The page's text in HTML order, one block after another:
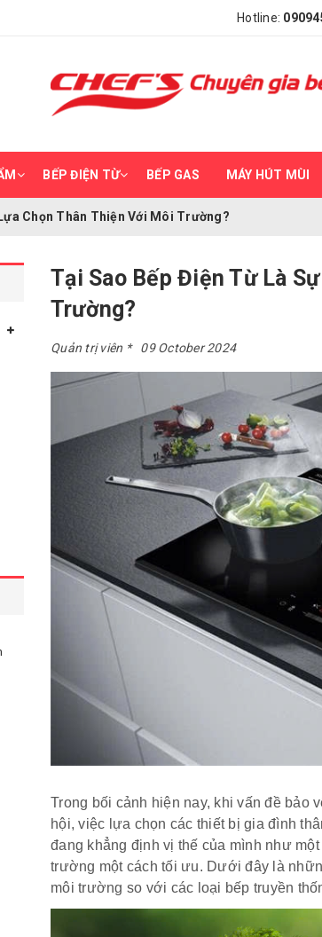
Hotline:
BẾP ĐIỆN TỪ BẾP GAS MÁY HÚT MÙI
Chọn Thân Thiện Với Môi Trường?
Tại Sao Bếp Điện Từ Là
Trường?
Quản trị viên 09 October 2024
Trong bối cảnh hiện nay, khi vấn đề bảo
hội, việc lựa chọn các thiết bị gia đình
đang khẳng định vị thế của mình như
trường một cách tối ưu. Dưới đây là
môi trường so với các loại bếp truyền